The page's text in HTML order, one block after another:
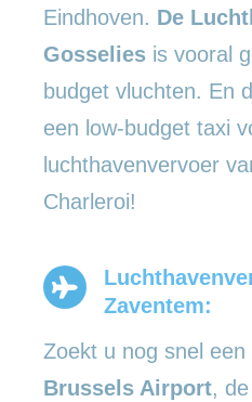
Eindhoven. De
Gosselies is vooral
budget vluchten. En
een low-budget taxi
luchthavenvervoer
Charleroi!
Zaventem:
Zoekt u nog snel
Brussels Airport,